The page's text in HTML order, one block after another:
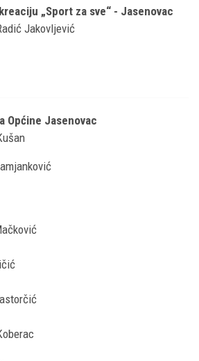
„Sport za sve“ - Jasenovac
Jakovljević
Općine Jasenovac